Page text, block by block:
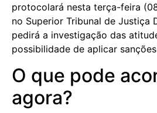
protocolará nesta terça-feira
no Superior Tribunal de Justiça
pedirá a investigação das
possibilidade de aplicar
O que pode
agora?